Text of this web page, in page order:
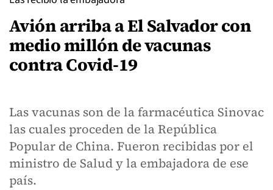
Avión arriba a El Salvador con
medio millón de vacunas
contra Covid-19
Las vacunas son de la farmacéutica Sinovac
las cuales proceden de la República
Popular de China. Fueron recibidas por el
ministro de Salud y la embajadora de ese
país.